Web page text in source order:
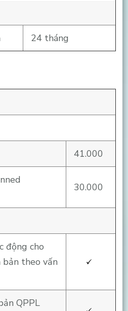
24 tháng
41.000
30.000
động cho
bản theo vấn
QPPL